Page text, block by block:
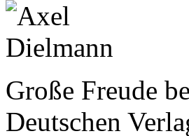
Große Freude
Deutschen